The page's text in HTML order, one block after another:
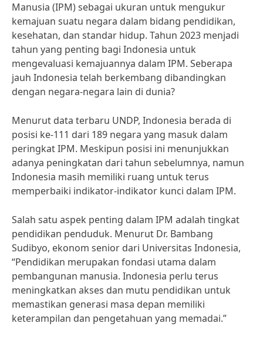
Manusia (IPM) sebagai ukuran untuk mengukur
kemajuan suatu negara dalam bidang pendidikan,
kesehatan, dan standar hidup. Tahun 2023 menjadi
tahun yang penting bagi Indonesia untuk
mengevaluasi kemajuannya dalam IPM. Seberapa
jauh Indonesia telah berkembang dibandingkan
dengan negara-negara lain di dunia?
Menurut data terbaru UNDP, Indonesia berada di
posisi ke-111 dari 189 negara yang masuk dalam
peringkat IPM. Meskipun posisi ini menunjukkan
adanya peningkatan dari tahun sebelumnya, namun
Indonesia masih memiliki ruang untuk terus
memperbaiki indikator-indikator kunci dalam IPM.
Salah satu aspek penting dalam IPM adalah tingkat
pendidikan penduduk. Menurut Dr. Bambang
Sudibyo, ekonom senior dari Universitas Indonesia,
“Pendidikan merupakan fondasi utama dalam
pembangunan manusia. Indonesia perlu terus
meningkatkan akses dan mutu pendidikan untuk
memastikan generasi masa depan memiliki
keterampilan dan pengetahuan yang memadai.”